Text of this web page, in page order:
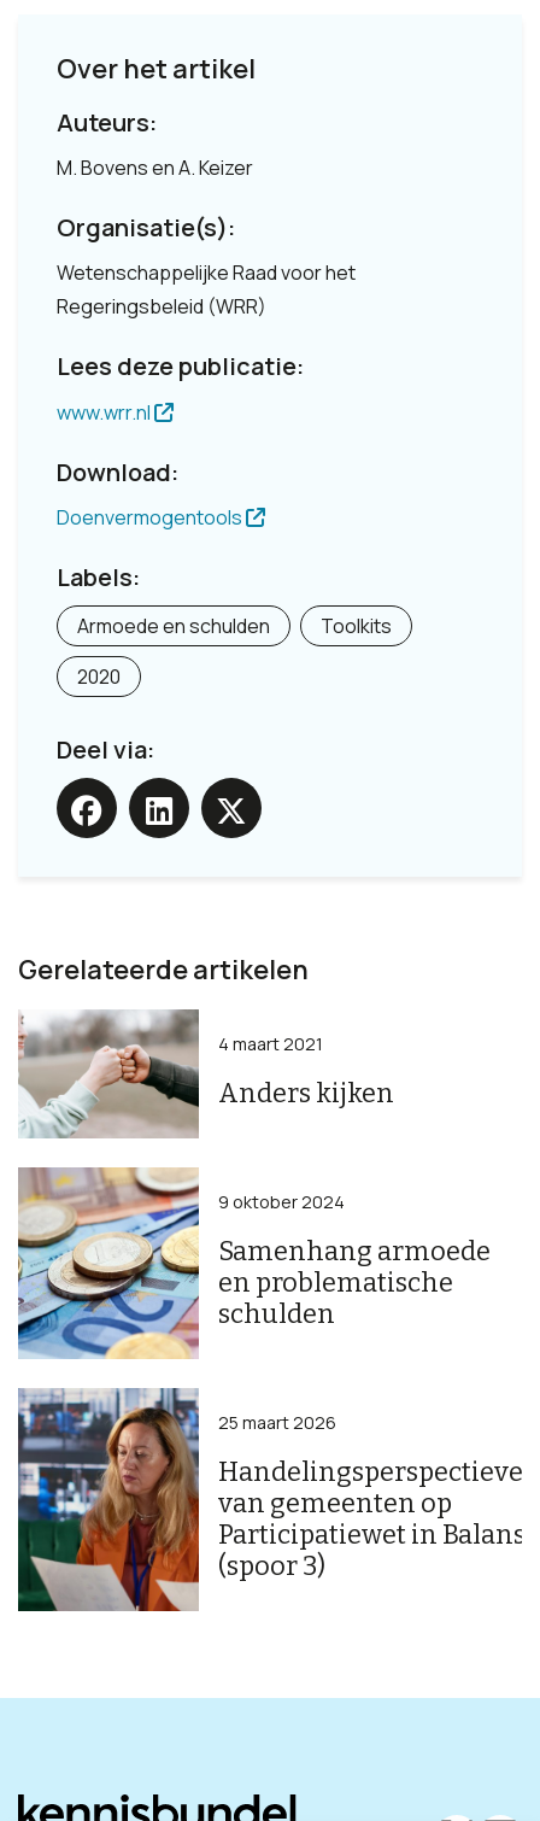
Over het artikel
Auteurs:
M. Bovens en A. Keizer
Organisatie(s):
Wetenschappelijke Raad voor het
Regeringsbeleid (WRR)
Lees deze publicatie:
www.wrr.nl
Download:
Doenvermogentools
Labels:
Armoede en schulden
Toolkits
2020
Deel via:
Gerelateerde artikelen
Anders kijken
4 maart 2021
Samenhang armoede
en problematische
schulden
9 oktober 2024
Handelingsperspectieven
van gemeenten op
Participatiewet in Balans
(spoor 3)
25 maart 2026